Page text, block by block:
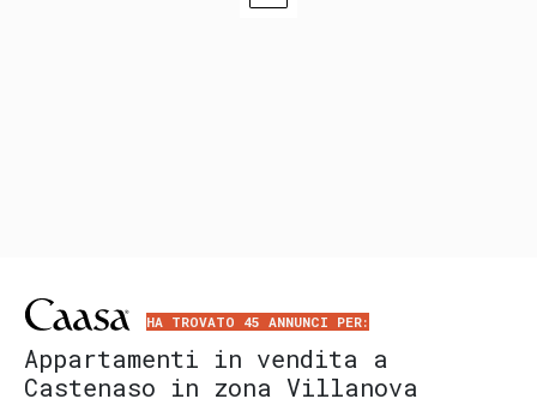
HA TROVATO 45 ANNUNCI PER:
Appartamenti in vendita a
Castenaso in zona Villanova